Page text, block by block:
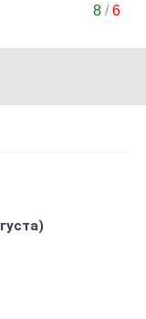
8/6